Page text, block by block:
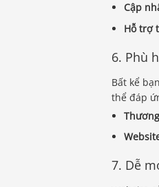
Cập
Hỗ trợ
6. Phù
Bất kể
thể đáp
7. Dễ